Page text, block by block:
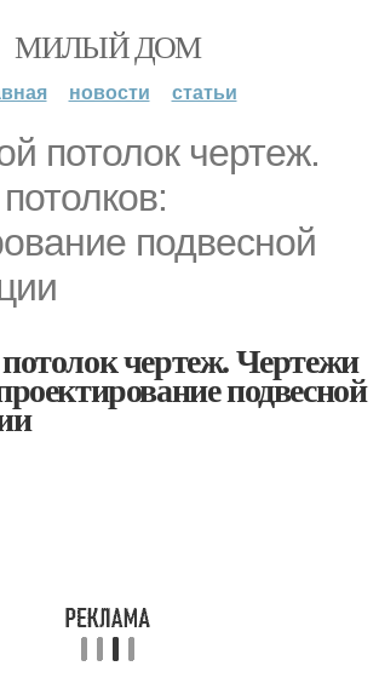
МИЛЫЙ ДОМ
новости статьи
потолок чертеж.
подвесной
чертеж. Чертежи
подвесной